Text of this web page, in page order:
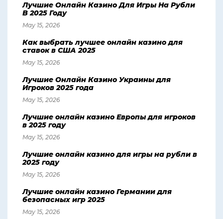
Лучшие Онлайн Казино Для Игры На Рубли
В 2025 Году
May 15, 2026
Как выбрать лучшее онлайн казино для
ставок в США 2025
May 15, 2026
Лучшие Онлайн Казино Украины для
Игроков 2025 года
May 15, 2026
Лучшие онлайн казино Европы для игроков
в 2025 году
May 15, 2026
Лучшие онлайн казино для игры на рубли в
2025 году
May 15, 2026
Лучшие онлайн казино Германии для
безопасных игр 2025
May 15, 2026